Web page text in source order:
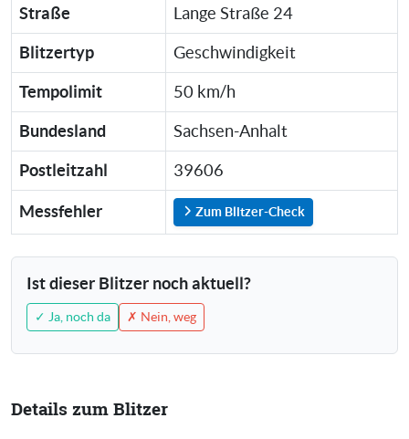
Straße Lange Straße 24
Blitzertyp Geschwindigkeit
Tempolimit 50 km/h
Bundesland Sachsen-Anhalt
Postleitzahl 39606
Messfehler Zum Blitzer-Check
Ist dieser Blitzer noch aktuell?
✓ Ja, noch da ✗ Nein, weg
Details zum Blitzer